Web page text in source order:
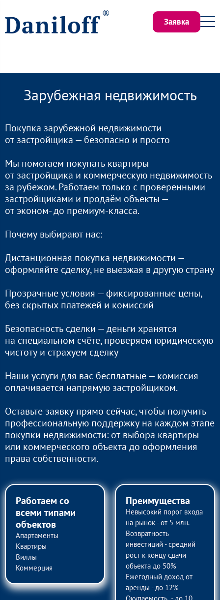
Заявка
Зарубежная недвижимость
Покупка зарубежной недвижимости
от застройщика — безопасно и просто
Мы помогаем покупать квартиры
от застройщика и коммерческую недвижимость
за рубежом. Работаем только с проверенными
застройщиками и продаём объекты —
от эконом- до премиум-класса.
Почему выбирают нас:
Дистанционная покупка недвижимости —
оформляйте сделку, не выезжая в другую страну
Прозрачные условия — фиксированные цены,
без скрытых платежей и комиссий
Безопасность сделки — деньги хранятся
на специальном счёте, проверяем юридическую
чистоту и страхуем сделку
Наши услуги для вас бесплатные — комиссия
оплачивается напрямую застройщиком.
Оставьте заявку прямо сейчас, чтобы получить
профессиональную поддержку на каждом этапе
покупки недвижимости: от выбора квартиры
или коммерческого объекта до оформления
права собственности.
Работаем со
всеми типами
объектов
Апартаменты
Квартиры
Виллы
Коммерция
Преимущества
Невысокий порог входа
на рынок - от 5 млн.
Возвратность
инвестиций - средний
рост к концу сдачи
объекта до 50%
Ежегодный доход от
аренды - до 12%